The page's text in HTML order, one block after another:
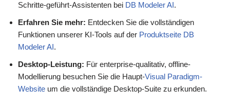
Schritte-geführt-Assistenten bei DB Modeler AI.
Erfahren Sie mehr: Entdecken Sie die vollständigen
Funktionen unserer KI-Tools auf der Produktseite DB
Modeler AI.
Desktop-Leistung: Für enterprise-qualitativ, offline-
Modellierung besuchen Sie die Haupt-Visual Paradigm-
Website um die vollständige Desktop-Suite zu erkunden.